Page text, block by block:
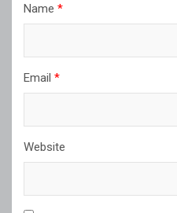
Name *
Email *
Website